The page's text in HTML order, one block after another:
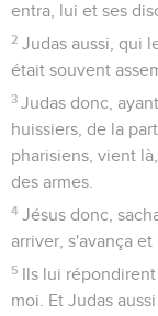
entra, lui et ses
2 Judas aussi, qui
était souvent
3 Judas donc,
huissiers, de la
pharisiens, vient
des armes.
4 Jésus donc,
arriver, s'avança
5 Ils lui
moi. Et Judas